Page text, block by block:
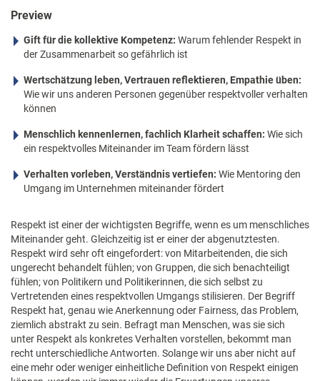
Preview
Gift für die kollektive Kompetenz: Warum fehlender Respekt in
der Zusammenarbeit so gefährlich ist
Wertschätzung leben, Vertrauen reflektieren, Empathie üben:
Wie wir uns anderen Personen gegenüber respektvoller verhalten
können
Menschlich kennenlernen, fachlich Klarheit schaffen: Wie sich
ein respektvolles Miteinander im Team fördern lässt
Verhalten vorleben, Verständnis vertiefen: Wie Mentoring den
Umgang im Unternehmen miteinander fördert
Respekt ist einer der wichtigsten Begriffe, wenn es um menschliches
Miteinander geht. Gleichzeitig ist er einer der abgenutztesten.
Respekt wird sehr oft eingefordert: von Mitarbeitenden, die sich
ungerecht behandelt fühlen; von Gruppen, die sich benachteiligt
fühlen; von Politikern und Politikerinnen, die sich selbst zu
Vertretenden eines respektvollen Umgangs stilisieren. Der Begriff
Respekt hat, genau wie Anerkennung oder Fairness, das Problem,
ziemlich abstrakt zu sein. Befragt man Menschen, was sie sich
unter Respekt als konkretes Verhalten vorstellen, bekommt man
recht unterschiedliche Antworten. Solange wir uns aber nicht auf
eine mehr oder weniger einheitliche Definition von Respekt einigen